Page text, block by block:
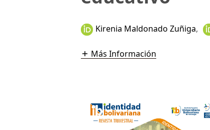
Kirenia Maldonado Zuñiga,
Más Información